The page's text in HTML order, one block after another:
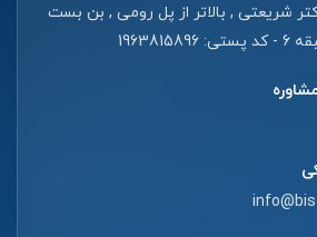
شریعتی , بالاتر از پل رومی , بن بست